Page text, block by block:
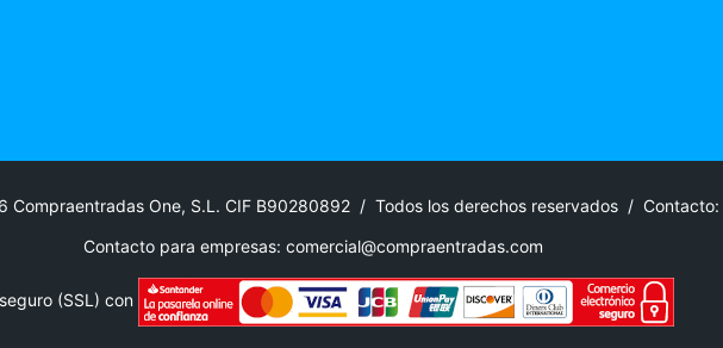
One, S.L. CIF B90280892 / Todos los derechos reservados / Contacto:
Contacto para empresas: comercial@compraentradas.com
(SSL) con